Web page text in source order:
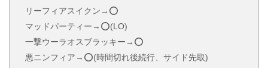
リーフィアスイクン→⭕️
マッドパーティー→⭕️(LO)
一撃ウーラオスブラッキー→⭕️
悪ニンフィア→⭕️(時間切れ後続行、サイド先取)